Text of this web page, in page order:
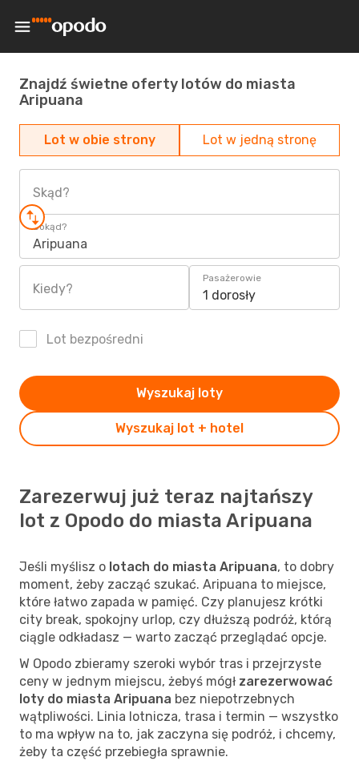
Znajdź świetne oferty lotów do miasta
Aripuana
Lot w obie strony Lot w jedną stronę
Skąd?
Dokąd?
Aripuana
Kiedy?
Pasażerowie
1 dorosły
Lot bezpośredni
Wyszukaj lot + hotel
Wyszukaj loty
Zarezerwuj już teraz najtańszy
lot z Opodo do miasta Aripuana
Jeśli myślisz o lotach do miasta Aripuana, to dobry
moment, żeby zacząć szukać. Aripuana to miejsce,
które łatwo zapada w pamięć. Czy planujesz krótki
city break, spokojny urlop, czy dłuższą podróż, którą
ciągle odkładasz — warto zacząć przeglądać opcje.
W Opodo zbieramy szeroki wybór tras i przejrzyste
ceny w jednym miejscu, żebyś mógł zarezerwować
loty do miasta Aripuana bez niepotrzebnych
wątpliwości. Linia lotnicza, trasa i termin — wszystko
to ma wpływ na to, jak zaczyna się podróż, i chcemy,
żeby ta część przebiegła sprawnie.